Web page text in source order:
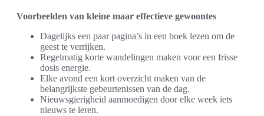
Voorbeelden van kleine maar effectieve gewoontes
Dagelijks een paar pagina’s in een boek lezen om de
geest te verrijken.
Regelmatig korte wandelingen maken voor een frisse
dosis energie.
Elke avond een kort overzicht maken van de
belangrijkste gebeurtenissen van de dag.
Nieuwsgierigheid aanmoedigen door elke week iets
nieuws te leren.